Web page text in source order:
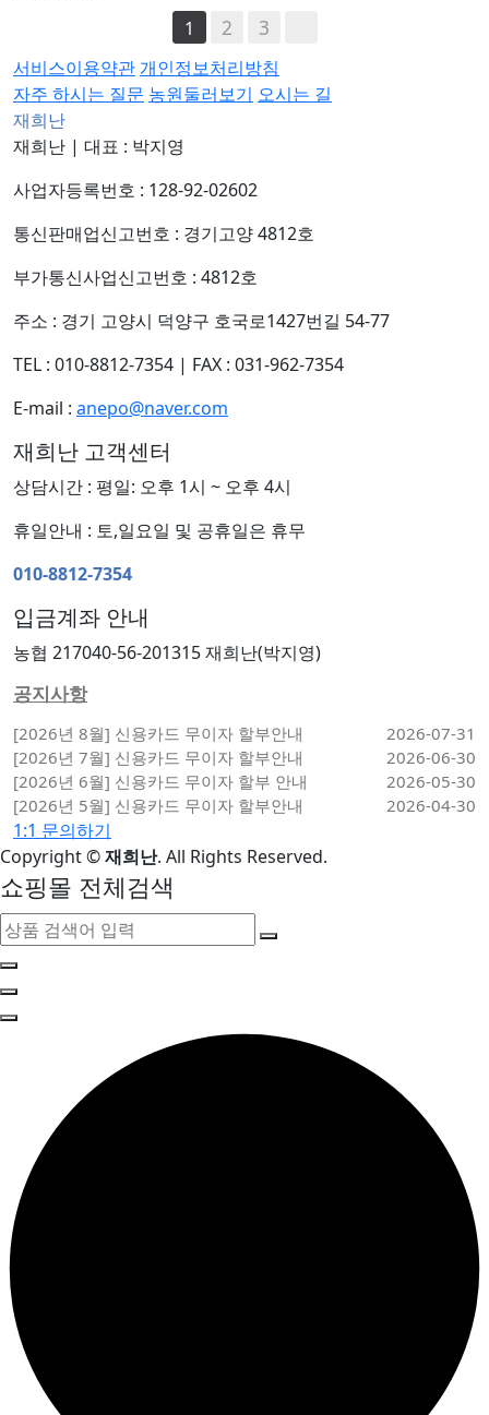
1
2 3
서비스이용약관 개인정보처리방침
자주 하시는 질문 농원둘러보기 오시는 길
재희난
재희난 | 대표 : 박지영
사업자등록번호 : 128-92-02602
통신판매업신고번호 : 경기고양 4812호
부가통신사업신고번호 : 4812호
주소 : 경기 고양시 덕양구 호국로1427번길 54-77
TEL : 010-8812-7354 | FAX : 031-962-7354
E-mail : anepo@naver.com
재희난 고객센터
상담시간 : 평일: 오후 1시 ~ 오후 4시
휴일안내 : 토,일요일 및 공휴일은 휴무
010-8812-7354
입금계좌 안내
농협 217040-56-201315 재희난(박지영)
공지사항
[2026년 8월] 신용카드 무이자 할부안내
2026-07-31
[2026년 7월] 신용카드 무이자 할부안내
2026-06-30
[2026년 6월] 신용카드 무이자 할부 안내
2026-05-30
[2026년 5월] 신용카드 무이자 할부안내
2026-04-30
1:1 문의하기
Copyright©재희난. All Rights Reserved.
쇼핑몰 전체검색